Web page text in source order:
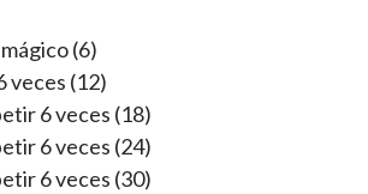
(6)
veces (12)
6 veces (18)
6 veces (24)
6 veces (30)